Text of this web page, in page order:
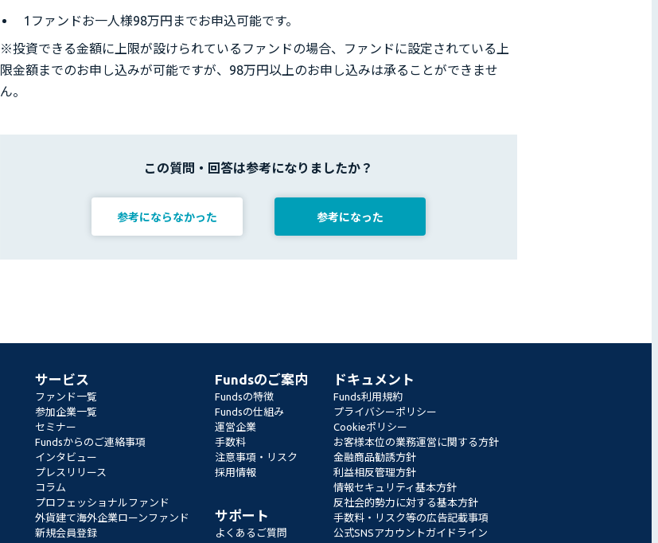
1ファンドお一人様98万円までお申込可能です。
※投資できる金額に上限が設けられているファンドの場合、ファンドに設定されている上
限金額までのお申し込みが可能ですが、98万円以上のお申し込みは承ることができませ
ん。
この質問・回答は参考になりましたか？
参考にならなかった 参考になった
サービス
ファンド一覧
参加企業一覧
セミナー
Fundsからのご連絡事項
インタビュー
プレスリリース
コラム
プロフェッショナルファンド
外貨建て海外企業ローンファンド
新規会員登録
Fundsのご案内
Fundsの特徴
Fundsの仕組み
運営企業
手数料
注意事項・リスク
採用情報
サポート
よくあるご質問
ドキュメント
Funds利用規約
プライバシーポリシー
Cookieポリシー
お客様本位の業務運営に関する方針
金融商品勧誘方針
利益相反管理方針
情報セキュリティ基本方針
反社会的勢力に対する基本方針
手数料・リスク等の広告記載事項
公式SNSアカウントガイドライン